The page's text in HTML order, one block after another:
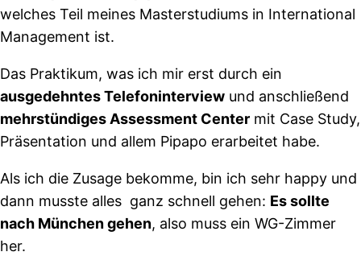
welches Teil meines Masterstudiums in International
Management ist.
Das Praktikum, was ich mir erst durch ein
ausgedehntes Telefoninterview und anschließend
mehrstündiges Assessment Center mit Case Study,
Präsentation und allem Pipapo erarbeitet habe.
Als ich die Zusage bekomme, bin ich sehr happy und
dann musste alles ganz schnell gehen: Es sollte
nach München gehen, also muss ein WG-Zimmer
her.